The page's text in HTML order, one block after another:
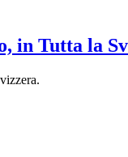
in Tutta la